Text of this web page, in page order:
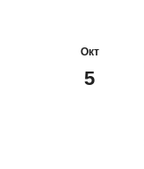
Окт
5